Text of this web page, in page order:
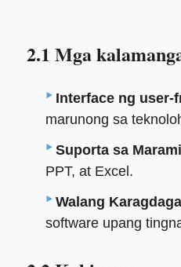
2.1 Mga
Interface ng user-
marunong sa
Suporta sa
PPT, at Excel.
Walang
software upang